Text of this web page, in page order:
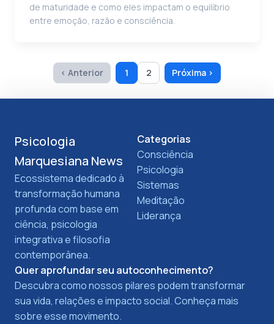
de maturidade e como eles impactam o equilíbrio
entre emoção, razão e consciência.
‹ Anterior 1 2 Próxima ›
Psicologia
Marquesiana News
Ecossistema dedicado à
transformação humana
profunda com base em
ciência, psicologia
integrativa e filosofia
contemporânea.
Categorias
Consciência
Psicologia
Sistemas
Meditação
Liderança
Quer aprofundar seu autoconhecimento?
Descubra como nossos pilares podem transformar
sua vida, relações e impacto social. Conheça mais
sobre esse movimento.